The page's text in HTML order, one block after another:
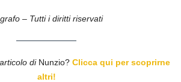
– Tutti i diritti riservati
diNunzio? Clicca qui per scoprirne
altri!